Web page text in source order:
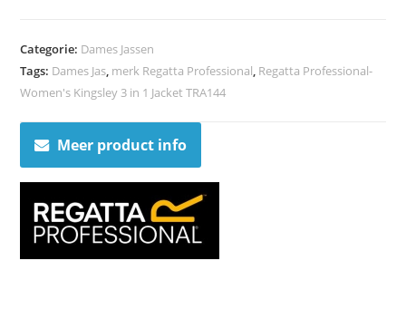
Categorie: Dames Jassen
Tags: Dames Jas, merk Regatta Professional, Regatta Professional-
Women's Kingsley 3 in 1 Jacket TRA144
Meer product info